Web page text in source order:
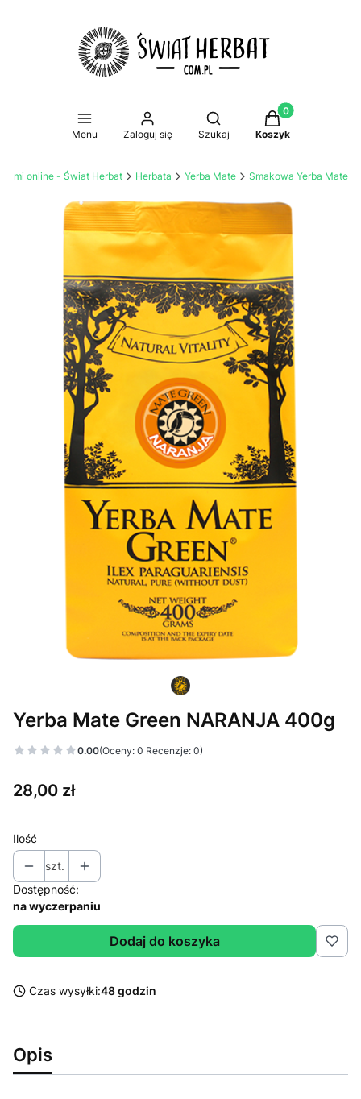
Menu Zaloguj się
Otwórz wyszukiwarkę
Szukaj
Produkty w
Koszyk
online - Świat Herbat Herbata Yerba Mate Smakowa Yerba Mate
Yerba Mate Green NARANJA 400g
0.00(Oceny: 0 Recenzje: 0)
Cena
28,00 zł
Ilość
szt.
Dostępność:
na wyczerpaniu
Dodaj do koszyka
Czas wysyłki:48 godzin
Opis